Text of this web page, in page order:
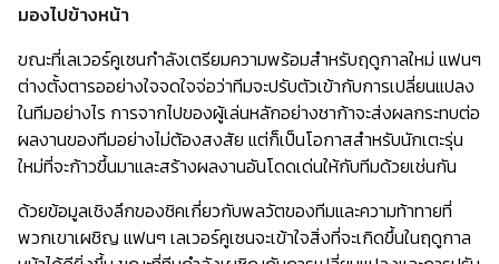
มองไปข้างหน้า
ขณะที่เลเวอร์คูเซนกำลังเตรียมความพร้อมสำหรับฤดูกาลใหม่ แฟนๆ
ต่างตั้งตารออย่างใจจดใจจ่อว่าทีมจะปรับตัวเข้ากับการเปลี่ยนแปลง
ในทีมอย่างไร การจากไปของผู้เล่นหลักอย่างชาก้าจะส่งผลกระทบต่อ
ผลงานของทีมอย่างไม่ต้องสงสัย แต่ก็เป็นโอกาสสำหรับนักเตะรุ่น
ใหม่ที่จะก้าวขึ้นมาและสร้างผลงานอันโดดเด่นให้กับทีมด้วยเช่นกัน
ด้วยข้อมูลเชิงลึกของชิคเกี่ยวกับพลวัตของทีมและความท้าทายที่
พวกเขาเผชิญ แฟนๆ เลเวอร์คูเซนจะเข้าใจสิ่งที่จะเกิดขึ้นในฤดูกาล